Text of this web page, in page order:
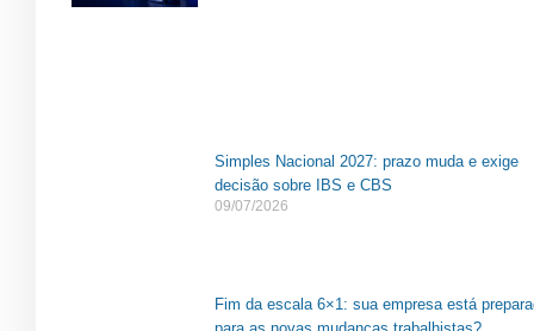
Simples Nacional 2027: prazo muda e exige
decisão sobre IBS e CBS
09/07/2026
Fim da escala 6×1: sua empresa está